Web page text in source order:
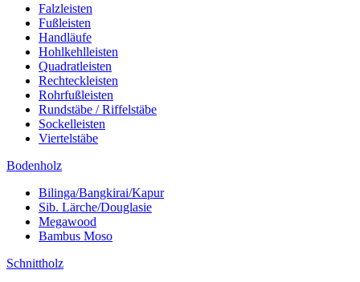
Falzleisten
Fußleisten
Handläufe
Hohlkehlleisten
Quadratleisten
Rechteckleisten
Rohrfußleisten
Rundstäbe / Riffelstäbe
Sockelleisten
Viertelstäbe
Bodenholz
Bilinga/Bangkirai/Kapur
Sib. Lärche/Douglasie
Megawood
Bambus Moso
Schnittholz